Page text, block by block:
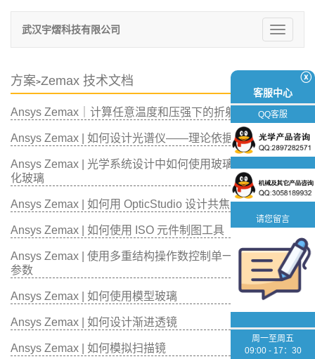
切
换
武汉宇熠科技有限公司
方案>Zemax 技术文档
Ansys Zemax｜计算任意温度和压强下的折射率
Ansys Zemax | 如何设计光谱仪——理论依据
Ansys Zemax | 光学系统设计中如何使用玻璃替换方法来优
化玻璃
Ansys Zemax | 如何用 OpticStudio 设计共焦荧光显微镜
Ansys Zemax | 如何使用 ISO 元件制图工具
Ansys Zemax | 使用多重结构操作数控制单一结构系统中的
参数
Ansys Zemax | 如何使用模型玻璃
Ansys Zemax | 如何设计渐进透镜
Ansys Zemax | 如何模拟扫描镜
ⓧ
客服中心
QQ客服
请您留言
周一至周五
09:00 - 17：30